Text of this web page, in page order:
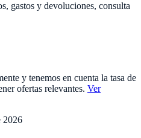
gastos y devoluciones, consulta
y tenemos en cuenta la tasa de
ofertas relevantes. Ver
2026